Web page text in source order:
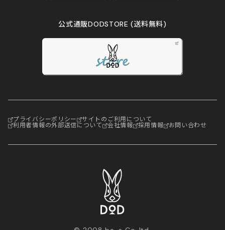
公式通販DODSTORE(送料無料)
プライバシーポリシー サイトのご利用について
利用者情報の外部送信について 会社情報 採用情報 お問い合わせ